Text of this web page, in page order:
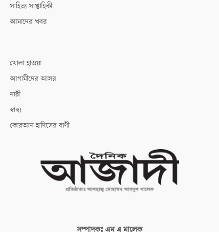
সাহিত্য সাপ্তাহিকী
আমাদের খবর
খোলা হাওয়া
আগামীদের আসর
নারী
স্বাস্থ্য
কোরআন হাদিসের বাণী
সম্পাদকঃএম এ মালেক